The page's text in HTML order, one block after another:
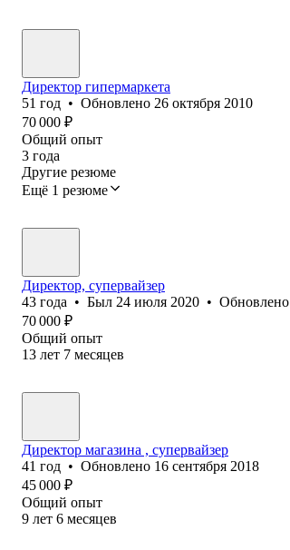
Директор гипермаркета
51 год • Обновлено 26 октября 2010
70 000 ₽
Общий опыт
3 года
Другие резюме
Ещё 1 резюме
Директор, супервайзер
43 года • Был 24 июля 2020 • Обновлено
70 000 ₽
Общий опыт
13 лет 7 месяцев
Директор магазина , супервайзер
41 год • Обновлено 16 сентября 2018
45 000 ₽
Общий опыт
9 лет 6 месяцев